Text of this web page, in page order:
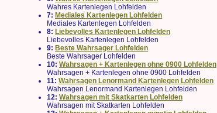
Wahres Kartenlegen Lohfelden
7: Mediales Kartenlegen Lohfelden
Mediales Kartenlegen Lohfelden
8: Liebevolles Kartenlegen Lohfelden
Liebevolles Kartenlegen Lohfelden
9: Beste Wahrsager Lohfelden
Beste Wahrsager Lohfelden
10: Wahrsagen + Kartenlegen ohne 0900 Lohfelden
Wahrsagen + Kartenlegen ohne 0900 Lohfelden
11: Wahrsagen Lenormand Kartenlegen Lohfelden
Wahrsagen Lenormand Kartenlegen Lohfelden
12: Wahrsagen mit Skatkarten Lohfelden
Wahrsagen mit Skatkarten Lohfelden